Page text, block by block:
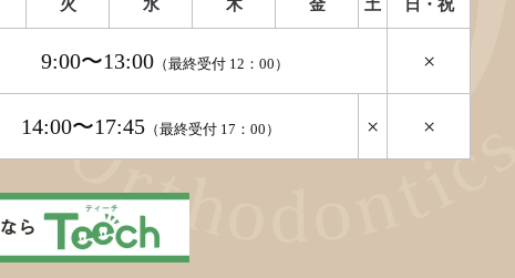
火 水 木 金 土 日・祝
9:00〜13:00 （最終受付 12：00） ×
14:00〜17:45 （最終受付 17：00） × ×